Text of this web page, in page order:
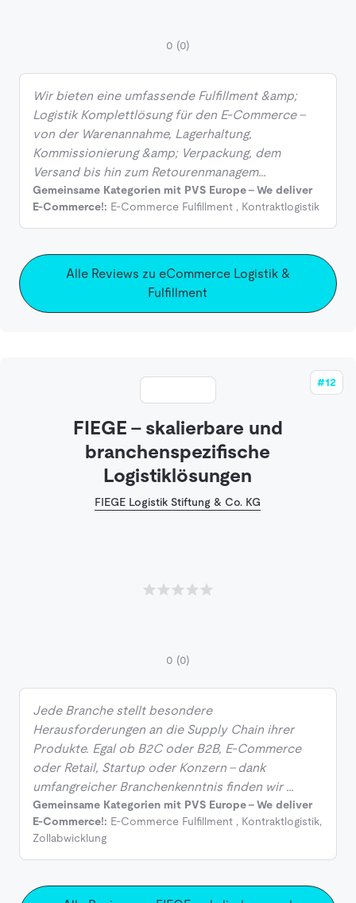
0 (0)
Wir bieten eine umfassende Fulfillment &amp;
Logistik Komplettlösung für den E-Commerce –
von der Warenannahme, Lagerhaltung,
Kommissionierung &amp; Verpackung, dem
Versand bis hin zum Retourenmanagem…
Gemeinsame Kategorien mit PVS Europe - We deliver
E-Commerce!: E-Commerce Fulfillment , Kontraktlogistik
Alle Reviews zu eCommerce Logistik &
Fulfillment
#12
FIEGE - skalierbare und
branchenspezifische
Logistiklösungen
FIEGE Logistik Stiftung & Co. KG
0 (0)
Jede Branche stellt besondere
Herausforderungen an die Supply Chain ihrer
Produkte. Egal ob B2C oder B2B, E-Commerce
oder Retail, Startup oder Konzern - dank
umfangreicher Branchenkenntnis finden wir …
Gemeinsame Kategorien mit PVS Europe - We deliver
E-Commerce!: E-Commerce Fulfillment , Kontraktlogistik,
Zollabwicklung